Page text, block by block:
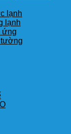
lạnh
lạnh
ứng